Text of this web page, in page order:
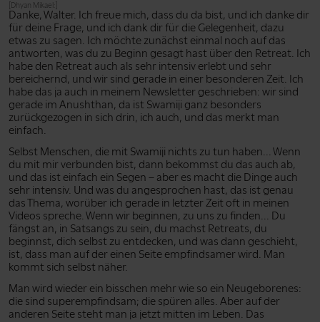
[Dhyan Mikael:]
Danke, Walter. Ich freue mich, dass du da bist, und ich danke dir
für deine Frage, und ich dank dir für die Gelegenheit, dazu
etwas zu sagen. Ich möchte zunächst einmal noch auf das
antworten, was du zu Beginn gesagt hast über den Retreat. Ich
habe den Retreat auch als sehr intensiv erlebt und sehr
bereichernd, und wir sind gerade in einer besonderen Zeit. Ich
habe das ja auch in meinem Newsletter geschrieben: wir sind
gerade im Anushthan, da ist Swamiji ganz besonders
zurückgezogen in sich drin, ich auch, und das merkt man
einfach.
Selbst Menschen, die mit Swamiji nichts zu tun haben... Wenn
du mit mir verbunden bist, dann bekommst du das auch ab,
und das ist einfach ein Segen – aber es macht die Dinge auch
sehr intensiv. Und was du angesprochen hast, das ist genau
das Thema, worüber ich gerade in letzter Zeit oft in meinen
Videos spreche. Wenn wir beginnen, zu uns zu finden... Du
fängst an, in Satsangs zu sein, du machst Retreats, du
beginnst, dich selbst zu entdecken, und was dann geschieht,
ist, dass man auf der einen Seite empfindsamer wird. Man
kommt sich selbst näher.
Man wird wieder ein bisschen mehr wie so ein Neugeborenes:
die sind superempfindsam; die spüren alles. Aber auf der
anderen Seite steht man ja jetzt mitten im Leben. Das